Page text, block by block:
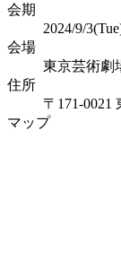
会期
2024/9/
会場
東京芸術劇
住所
〒171-0021
マップ